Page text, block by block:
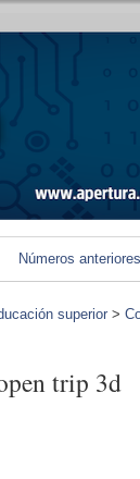
Números anteriores
superior >
trip 3d